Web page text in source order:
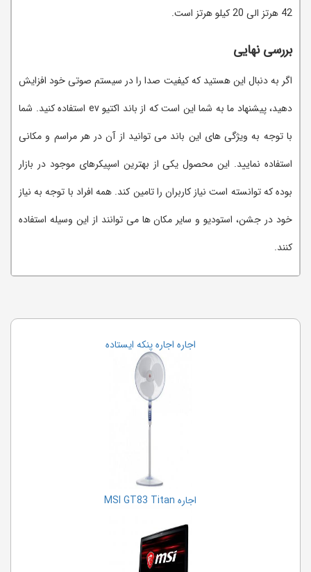
42 هرتز الی 20 کیلو هرتز است.
بررسی نهایی
اگر به دنبال این هستید که کیفیت صدا را در سیستم صوتی خود افزایش
دهید، پیشنهاد ما به شما این است که از باند اکتیو ev استفاده کنید. شما
با توجه به ویژگی های این باند می توانید از آن در هر مراسم و مکانی
استفاده نمایید. این محصول یکی از بهترین اسپیکرهای موجود در بازار
بوده که توانسته است نیاز کاربران را تامین کند. همه افراد با توجه به نیاز
خود در جشن، استودیو و سایر مکان ها می توانند از این وسیله استفاده
کنند.
اجاره تخته وایت برد